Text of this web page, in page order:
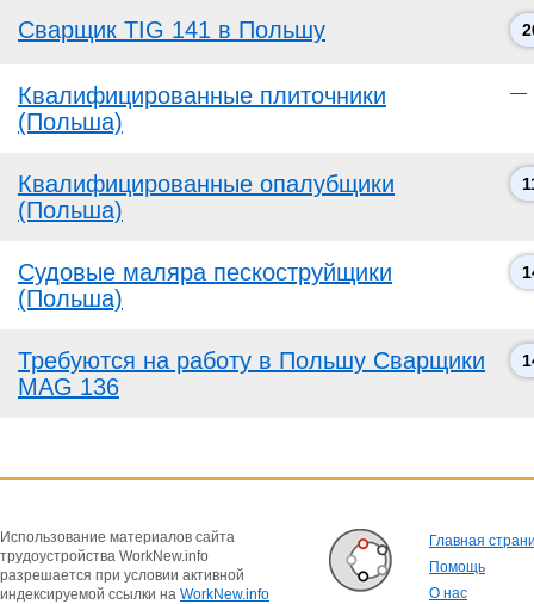
Сварщик TIG 141 в Польшу
Квалифицированные плиточники
(Польша)
—
Квалифицированные опалубщики
(Польша)
Судовые маляра пескоструйщики
(Польша)
Требуются на работу в Польшу Сварщики
MAG 136
Использование материалов сайта
трудоустройства WorkNew.info
разрешается при условии активной
индексируемой ссылки на WorkNew.info
Главная
Помощь
О нас